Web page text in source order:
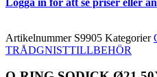
Artikelnummer S9905 Kategorier
TRÅDGNISTTILLBEHÖR